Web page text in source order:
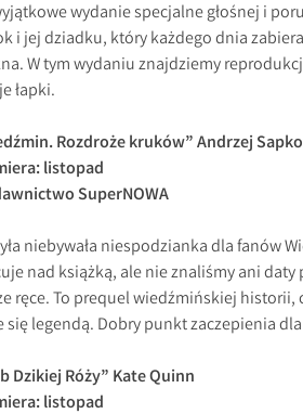
wydanie specjalne głośnej i
i jej dziadku, który każdego dnia
W tym wydaniu znajdziemy
łapki.
Rozdroże kruków” Andrzej
listopad
SuperNOWA
niebywała niespodzianka dla fanów
nad książką, ale nie znaliśmy ani
ręce. To prequel wiedźmińskiej
się legendą. Dobry punkt zaczepienia
Dzikiej Róży” Kate Quinn
listopad